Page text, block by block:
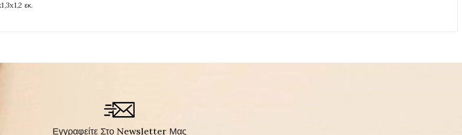
εκ.
Εγγραφείτε Στο Newsletter Μας